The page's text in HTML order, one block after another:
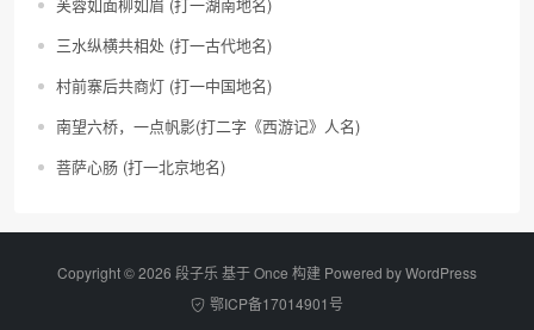
三水纵横共相处 (打一古代地名)
村前寨后共商灯 (打一中国地名)
南望六桥，一点帆影(打二字《西游记》人名)
菩萨心肠 (打一北京地名)
Copyright © 2026 段子乐 基于 Once 构建 Powered byWordPress
鄂ICP备17014901号